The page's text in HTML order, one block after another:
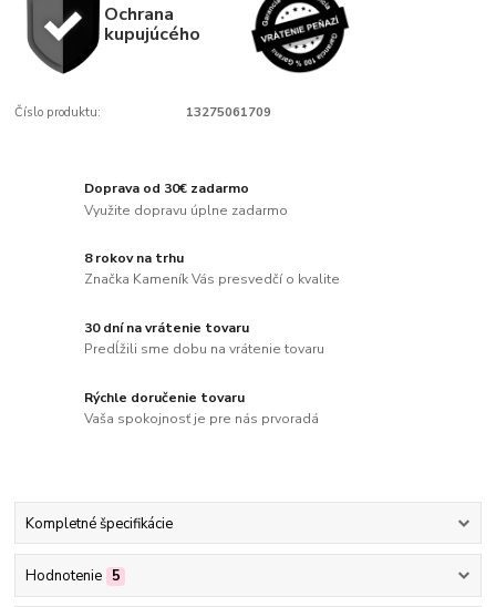
Ochrana
kupujúcého
Číslo produktu: 13275061709
Doprava od 30€ zadarmo
Využite dopravu úplne zadarmo
8 rokov na trhu
Značka Kameník Vás presvedčí o kvalite
30 dní na vrátenie tovaru
Predĺžili sme dobu na vrátenie tovaru
Rýchle doručenie tovaru
Vaša spokojnosť je pre nás prvoradá
Kompletné špecifikácie
Hodnotenie 5